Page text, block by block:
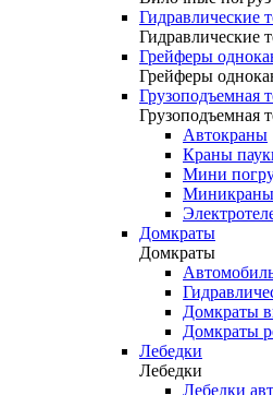
Гидравлические
Гидравлические
Грейферы
Грейферы
Грузоподъемная
Грузоподъемная
Автокраны
Краны
Мини
Миникраны
Домкраты
Домкраты
Домкраты
Домкраты
Лебедки
Лебедки
Лебедки